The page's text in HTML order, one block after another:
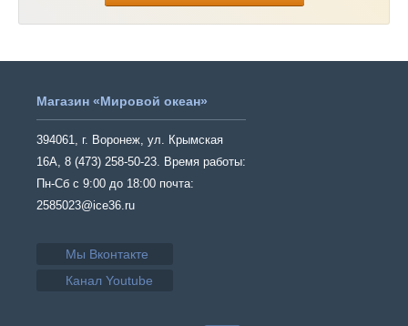
Магазин «Мировой океан»
394061, г. Воронеж, ул. Крымская
16А, 8 (473) 258-50-23. Время работы:
Пн-Сб с 9:00 до 18:00 почта:
2585023@ice36.ru
Мы Вконтакте
Канал Youtube